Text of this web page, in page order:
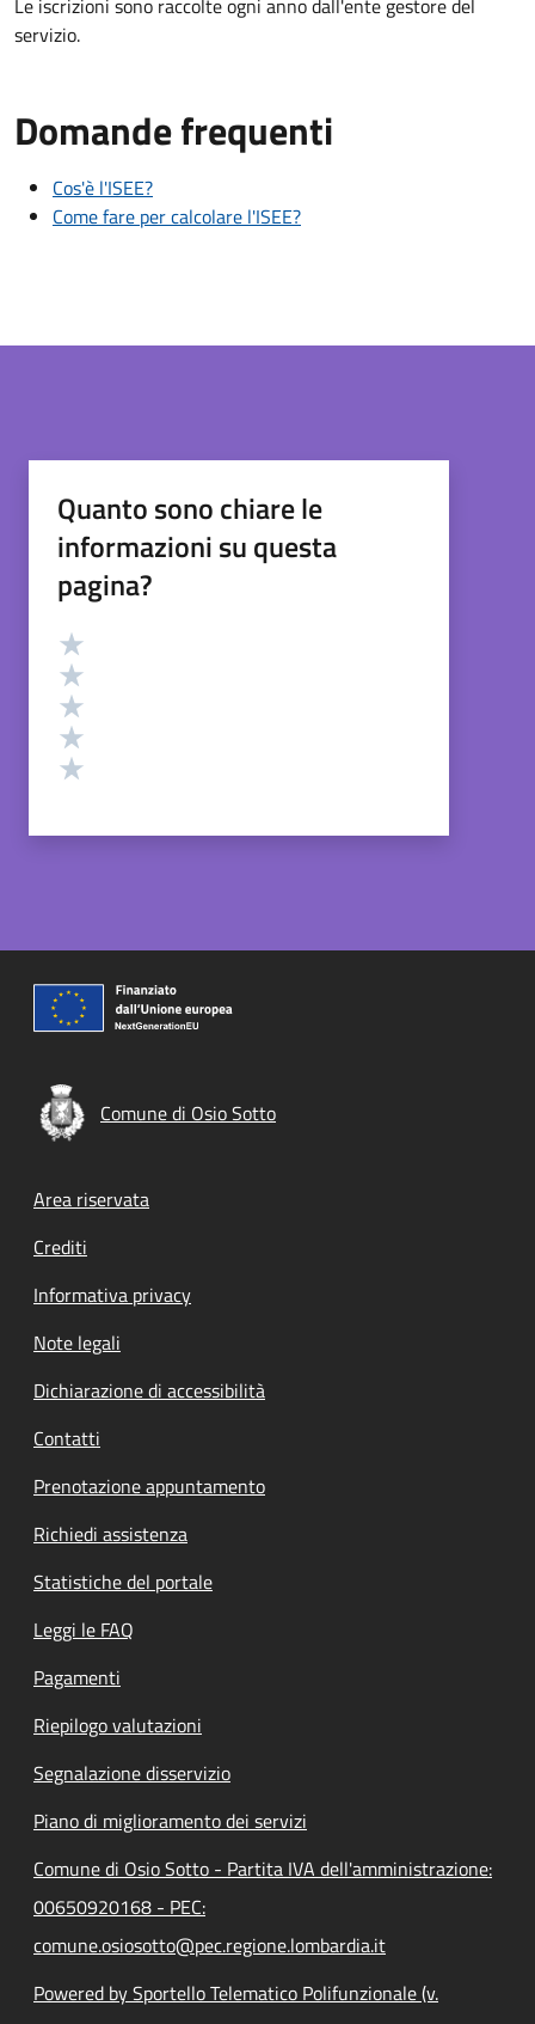
Le iscrizioni sono raccolte ogni anno dall'ente gestore del
servizio.
Domande frequenti
Cos'è l'ISEE?
Come fare per calcolare l'ISEE?
Quanto sono chiare le
informazioni su questa
pagina?
Valutazione
Comune di Osio Sotto
Footer menu
Area riservata
Crediti
Informativa privacy
Note legali
Dichiarazione di accessibilità
Contatti
Prenotazione appuntamento
Richiedi assistenza
Statistiche del portale
Leggi le FAQ
Pagamenti
Riepilogo valutazioni
Segnalazione disservizio
Piano di miglioramento dei servizi
Comune di Osio Sotto - Partita IVA dell'amministrazione:
00650920168 - PEC:
comune.osiosotto@pec.regione.lombardia.it
Powered by Sportello Telematico Polifunzionale (v.